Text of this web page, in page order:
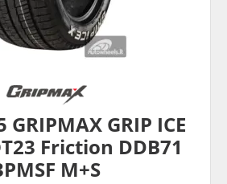
GRIPMAX GRIP ICE
Friction DDB71
M+S